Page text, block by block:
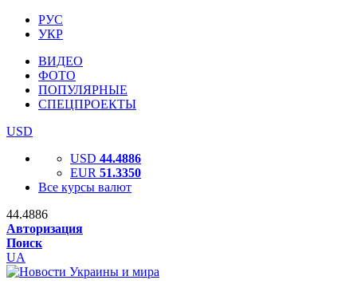
РУС
УКР
ВИДЕО
ФОТО
ПОПУЛЯРНЫЕ
СПЕЦПРОЕКТЫ
USD
USD 44.4886
EUR 51.3350
Все курсы валют
44.4886
Авторизация
Поиск
UA